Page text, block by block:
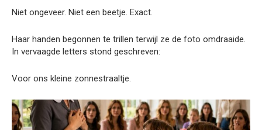
Niet ongeveer. Niet een beetje. Exact.
Haar handen begonnen te trillen terwijl ze de foto omdraaide.
In vervaagde letters stond geschreven:
Voor ons kleine zonnestraaltje.